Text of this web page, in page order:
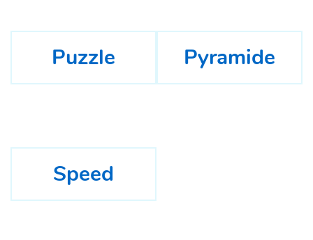
Puzzle Pyramide
Speed